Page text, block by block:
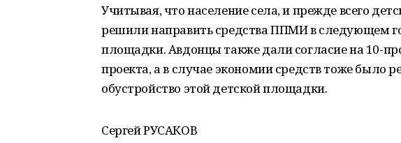
Учитывая, что население села, и прежде всего
решили направить средства ППМИ в следующем
площадки. Авдонцы также дали согласие на 10-
проекта, а в случае экономии средств тоже было
обустройство этой детской площадки.
Сергей РУСАКОВ